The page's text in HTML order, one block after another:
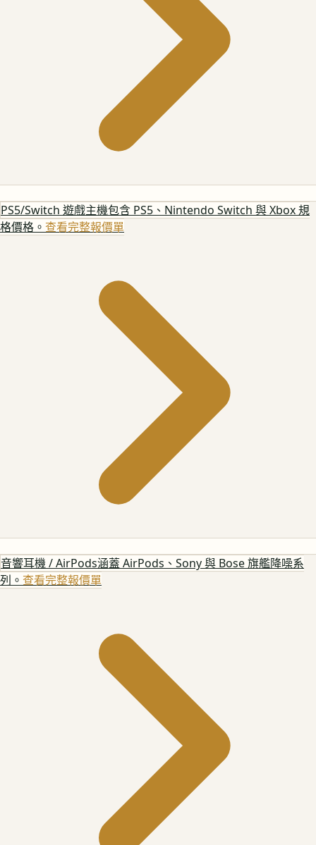
PS5/Switch 遊戲主機包含 PS5、Nintendo Switch 與 Xbox 規
格價格。 查看完整報價單
音響耳機 / AirPods涵蓋 AirPods、Sony 與 Bose 旗艦降噪系
列。 查看完整報價單